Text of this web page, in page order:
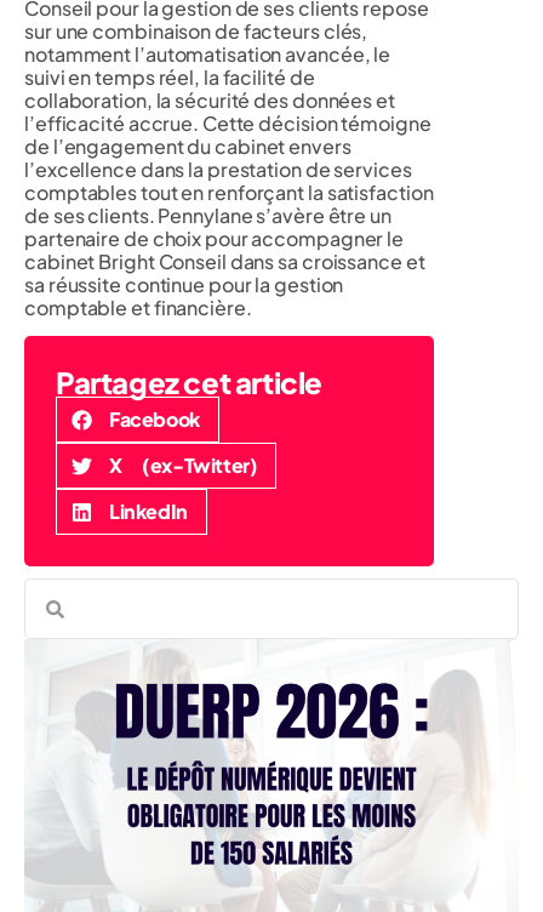
Conseil pour la gestion de ses clients repose
sur une combinaison de facteurs clés,
notamment l’automatisation avancée, le
suivi en temps réel, la facilité de
collaboration, la sécurité des données et
l’efficacité accrue. Cette décision témoigne
de l’engagement du cabinet envers
l’excellence dans la prestation de services
comptables tout en renforçant la satisfaction
de ses clients. Pennylane s’avère être un
partenaire de choix pour accompagner le
cabinet Bright Conseil dans sa croissance et
sa réussite continue pour la gestion
comptable et financière.
Partagez cet article
Facebook
X (ex-Twitter)
LinkedIn